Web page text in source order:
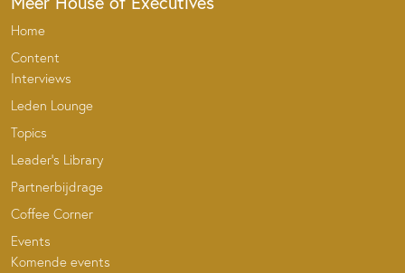
Home
Content
Interviews
Leden Lounge
Topics
Leader’s Library
Partnerbijdrage
Coffee Corner
Events
Komende events